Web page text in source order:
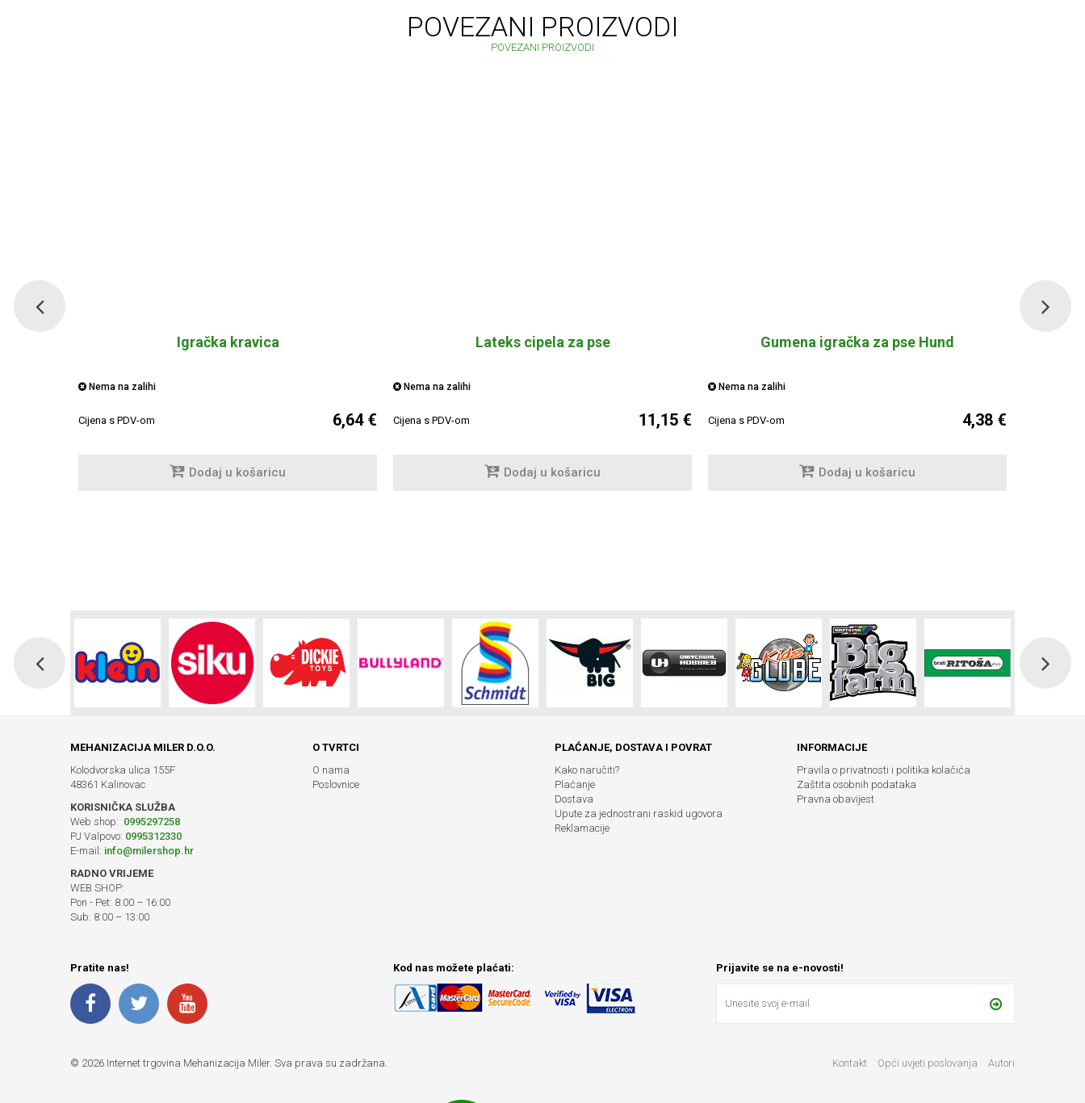
POVEZANI PROIZVODI
POVEZANI PROIZVODI
Igračka kravica
Nema na zalihi
Cijena s PDV-om 6,64 €
Dodaj u košaricu
Lateks cipela za pse
Nema na zalihi
Cijena s PDV-om 11,15 €
Dodaj u košaricu
Gumena igračka za pse Hund
Nema na zalihi
Cijena s PDV-om 4,38 €
Dodaj u košaricu
MEHANIZACIJA MILER D.O.O.
Kolodvorska ulica 155F
48361 Kalinovac
KORISNIČKA SLUŽBA
Web shop: 0995297258
PJ Valpovo: 0995312330
E-mail: info@milershop.hr
RADNO VRIJEME
WEB SHOP:
Pon - Pet: 8:00 – 16:00
Sub: 8:00 – 13:00
O TVRTCI
O nama
Poslovnice
PLAĆANJE, DOSTAVA I POVRAT
Kako naručiti?
Plaćanje
Dostava
Upute za jednostrani raskid ugovora
Reklamacije
INFORMACIJE
Pravila o privatnosti i politika kolačića
Zaštita osobnih podataka
Pravna obavijest
Pratite nas! Kod nas možete plaćati: Prijavite se na e-novosti!
© 2026 Internet trgovina Mehanizacija Miler. Sva prava su zadržana. Kontakt Opći uvjeti poslovanja Autori